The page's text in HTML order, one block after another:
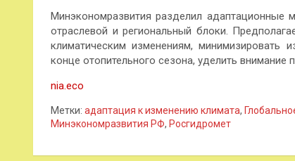
Минэкономразвития разделил адаптационные
отраслевой и региональный блоки.
климатическим изменениям, минимизировать
конце отопительного сезона, уделить
nia.eco
Метки: адаптация к изменению климата,
Минэкономразвития РФ, Росгидромет